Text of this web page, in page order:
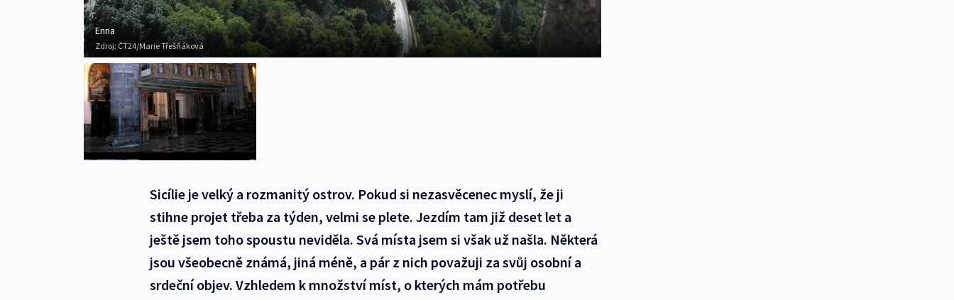
Enna
Zdroj: ČT24/Marie Třešňáková
Sicílie je velký a rozmanitý ostrov. Pokud si nezasvěcenec myslí, že ji
stihne projet třeba za týden, velmi se plete. Jezdím tam již deset let a
ještě jsem toho spoustu neviděla. Svá místa jsem si však už našla. Některá
jsou všeobecně známá, jiná méně, a pár z nich považuji za svůj osobní a
srdeční objev. Vzhledem k množství míst, o kterých mám potřebu